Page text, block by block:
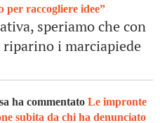
per raccogliere idee”
speriamo che con
i marciapiede
ha commentato Le impronte
subita da chi ha denunciato